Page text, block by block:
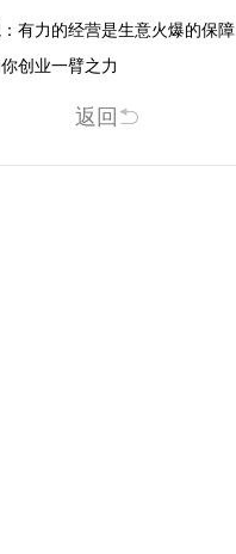
有力的经营是生意火爆的保障
创业一臂之力
返回